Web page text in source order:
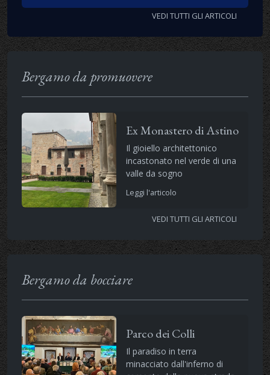
VEDI TUTTI GLI ARTICOLI
Bergamo da promuovere
Ex Monastero di Astino
Il gioiello architettonico
incastonato nel verde di una
valle da sogno
Leggi l'articolo
VEDI TUTTI GLI ARTICOLI
Bergamo da bocciare
Parco dei Colli
Il paradiso in terra
minacciato dall'inferno di